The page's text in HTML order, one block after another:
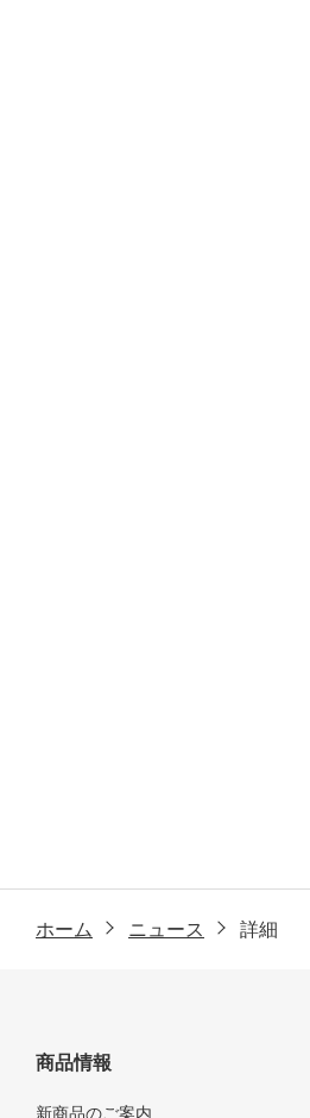
ホーム ニュース 詳細
商品情報
新商品のご案内